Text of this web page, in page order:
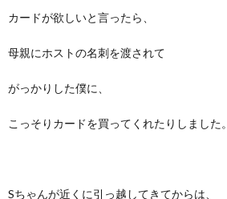
カードが欲しいと言ったら、
母親にホストの名刺を渡されて
がっかりした僕に、
こっそりカードを買ってくれたりしました。
Sちゃんが近くに引っ越してきてからは、